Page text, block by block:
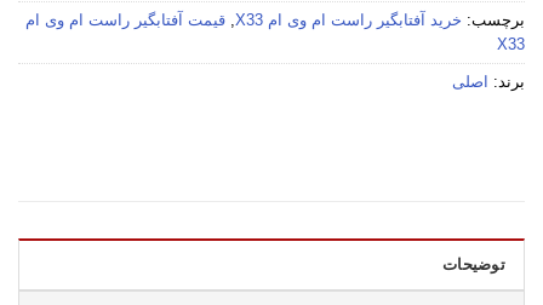
برچسب: خرید آفتابگیر راست ام وی ام X33 , قیمت آفتابگیر راست ام وی ام
X33
برند: اصلی
توضیحات